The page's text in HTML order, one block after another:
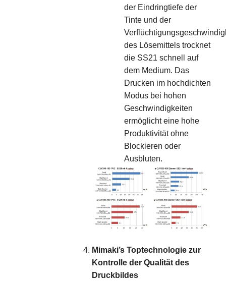
der Eindringtiefe der
Tinte und der
des Lösemittels trocknet
die SS21 schnell auf
dem Medium. Das
Drucken im hochdichten
Modus bei hohen
Geschwindigkeiten
ermöglicht eine hohe
Produktivität ohne
Blockieren oder
Ausbluten.
Mimaki’s Toptechnologie zur
Kontrolle der Qualität des
Druckbildes